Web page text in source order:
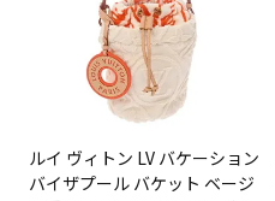
ルイ ヴィトン LV バケーション
バイザプール バケット ベージ